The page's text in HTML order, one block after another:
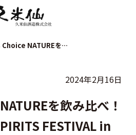
Ken’s Choice NATUREを飲み比べ！ WHISKY & SPIRITS FESTIVAL in YOKOHAMAに参加
2024年2月16日
を飲み比べ！
FESTIVAL in